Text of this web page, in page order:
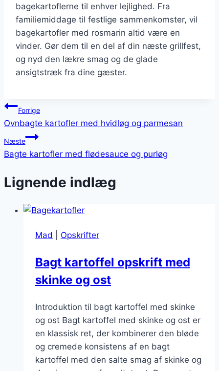
bagekartoflerne til enhver lejlighed. Fra
familiemiddage til festlige sammenkomster, vil
bagekartofler med rosmarin altid være en
vinder. Gør dem til en del af din næste grillfest,
og nyd den lækre smag og de glade
ansigtstræk fra dine gæster.
Indlægsnavigation
Forrige
Ovnbagte kartofler med hvidløg og parmesan
Næste
Bagte kartofler med flødesauce og purløg
Lignende indlæg
Mad Opskrifter
Bagt kartoffel opskrift med
skinke og ost
Introduktion til bagt kartoffel med skinke
og ost Bagt kartoffel med skinke og ost er
en klassisk ret, der kombinerer den bløde
og cremede konsistens af en bagt
kartoffel med den salte smag af skinke og